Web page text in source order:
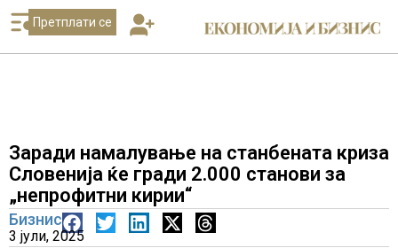
Претплати се
Заради намалување на станбената криза
Словенија ќе гради 2.000 станови за
„непрофитни кирии“
Бизнис
3 јули, 2025